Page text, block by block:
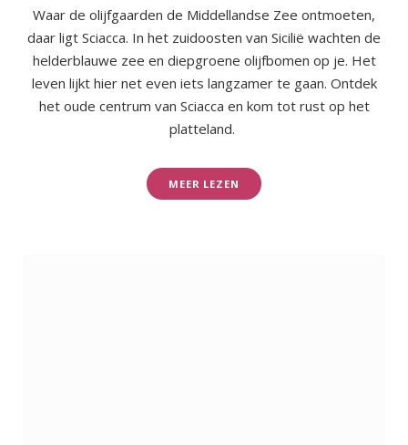
Waar de olijfgaarden de Middellandse Zee ontmoeten,
daar ligt Sciacca. In het zuidoosten van Sicilië wachten de
helderblauwe zee en diepgroene olijfbomen op je. Het
leven lijkt hier net even iets langzamer te gaan. Ontdek
het oude centrum van Sciacca en kom tot rust op het
platteland.
MEER LEZEN